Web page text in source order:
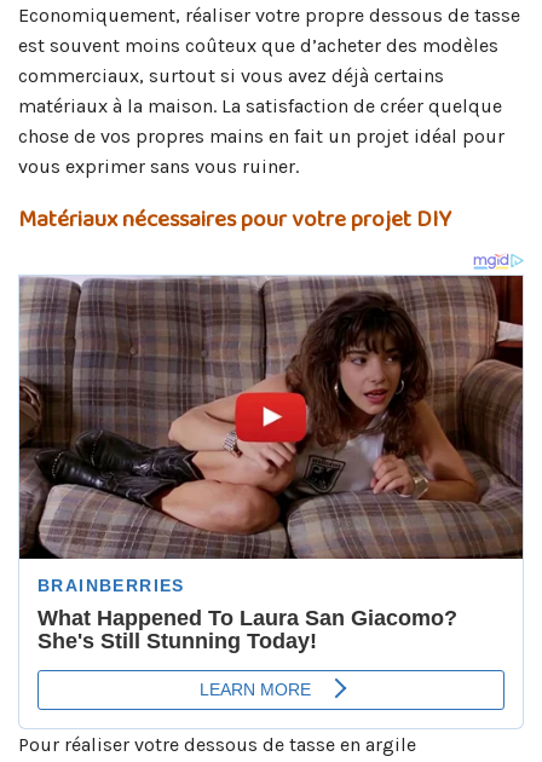
Economiquement, réaliser votre propre dessous de tasse
est souvent moins coûteux que d’acheter des modèles
commerciaux, surtout si vous avez déjà certains
matériaux à la maison. La satisfaction de créer quelque
chose de vos propres mains en fait un projet idéal pour
vous exprimer sans vous ruiner.
Matériaux nécessaires pour votre projet DIY
Pour réaliser votre dessous de tasse en argile